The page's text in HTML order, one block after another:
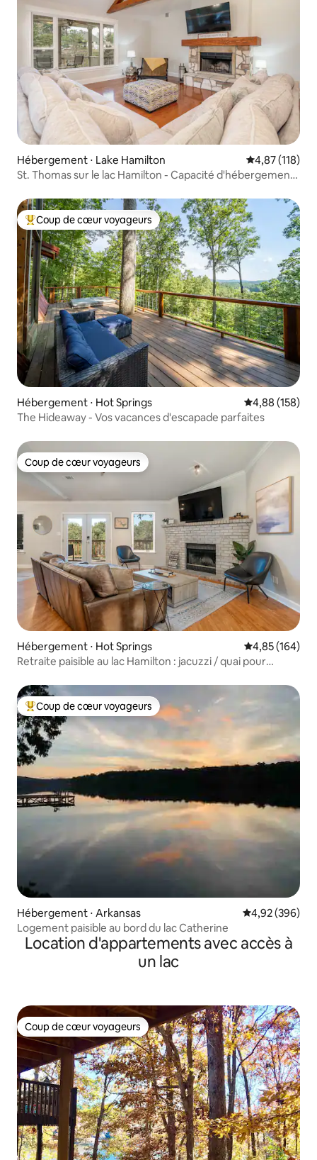
Hébergement ⋅ Lake Hamilton Évaluation
4,87 (118)
St. Thomas sur le lac Hamilton - Capacité d'hébergement
Coups de cœur voyageurs les plus appréciés
Coup de cœur voyageurs
Hébergement ⋅ Hot Springs Évaluation
4,88 (158)
The Hideaway - Vos vacances d'escapade parfaites
Coup de cœur voyageurs
Coup de cœur voyageurs
Hébergement ⋅ Hot Springs Évaluation
4,85 (164)
Retraite paisible au lac Hamilton : jacuzzi / quai pour
Coups de cœur voyageurs les plus appréciés
Coup de cœur voyageurs
Hébergement ⋅ Arkansas Évaluation
4,92 (396)
Logement paisible au bord du lac Catherine
Location d'appartements avec accès à
un lac
Coup de cœur voyageurs
Coup de cœur voyageurs